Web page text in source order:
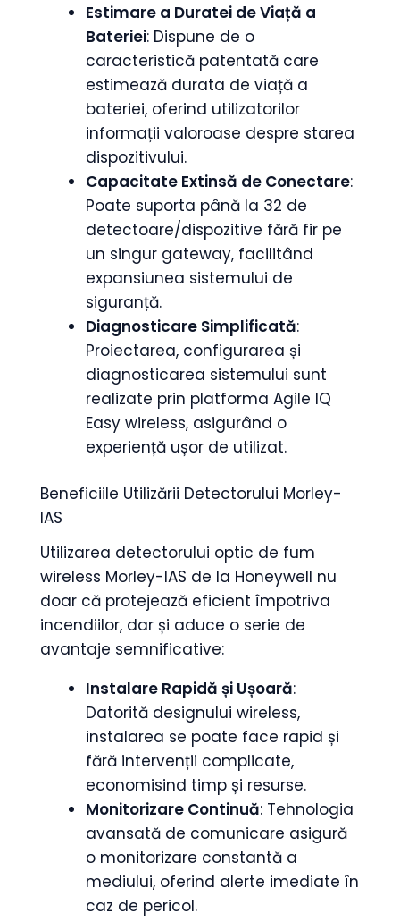
Estimare a Duratei de Viață a
Bateriei: Dispune de o
caracteristică patentată care
estimează durata de viață a
bateriei, oferind utilizatorilor
informații valoroase despre starea
dispozitivului.
Capacitate Extinsă de Conectare:
Poate suporta până la 32 de
detectoare/dispozitive fără fir pe
un singur gateway, facilitând
expansiunea sistemului de
siguranță.
Diagnosticare Simplificată:
Proiectarea, configurarea și
diagnosticarea sistemului sunt
realizate prin platforma Agile IQ
Easy wireless, asigurând o
experiență ușor de utilizat.
Beneficiile Utilizării Detectorului Morley-
IAS
Utilizarea detectorului optic de fum
wireless Morley-IAS de la Honeywell nu
doar că protejează eficient împotriva
incendiilor, dar și aduce o serie de
avantaje semnificative:
Instalare Rapidă și Ușoară:
Datorită designului wireless,
instalarea se poate face rapid și
fără intervenții complicate,
economisind timp și resurse.
Monitorizare Continuă: Tehnologia
avansată de comunicare asigură
o monitorizare constantă a
mediului, oferind alerte imediate în
caz de pericol.